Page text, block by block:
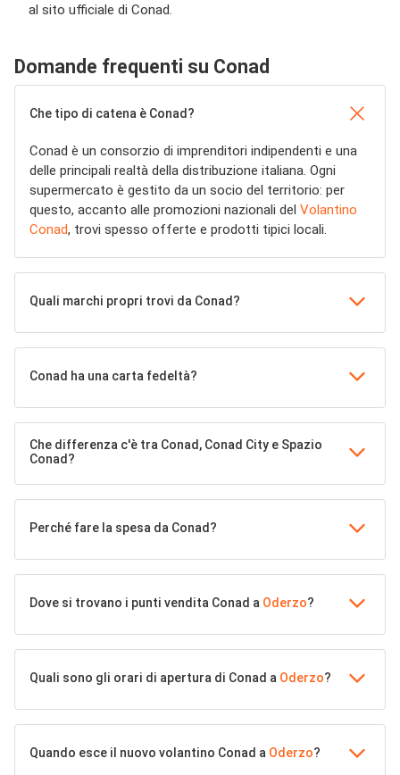
al sito ufficiale di Conad.
Domande frequenti su Conad
Che tipo di catena è Conad?
Conad è un consorzio di imprenditori indipendenti e una
delle principali realtà della distribuzione italiana. Ogni
supermercato è gestito da un socio del territorio: per
questo, accanto alle promozioni nazionali del Volantino
Conad, trovi spesso offerte e prodotti tipici locali.
Quali marchi propri trovi da Conad?
Conad ha una carta fedeltà?
Che differenza c'è tra Conad, Conad City e Spazio
Conad?
Perché fare la spesa da Conad?
Dove si trovano i punti vendita Conad a Oderzo?
Quali sono gli orari di apertura di Conad a Oderzo?
Quando esce il nuovo volantino Conad a Oderzo?